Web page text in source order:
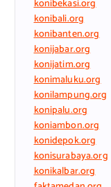
konibekasi.org
konibali.org
konibanten.org
konijabar.org
konijatim.org
konimaluku.org
konilampung.org
konipalu.org
koniambon.org
konidepok.org
konisurabaya.org
konikalbar.org